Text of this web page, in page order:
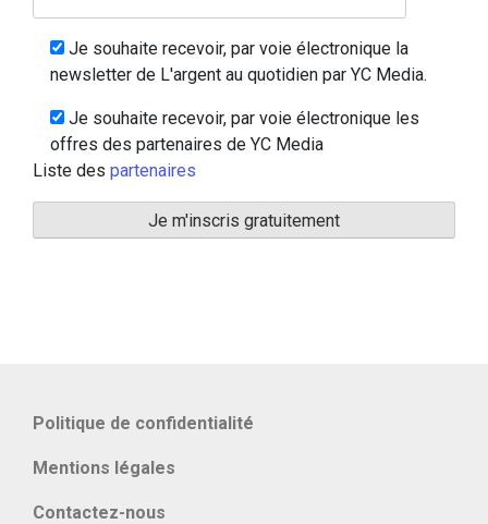
Je souhaite recevoir, par voie électronique la
newsletter de L'argent au quotidien par YC Media.
Je souhaite recevoir, par voie électronique les
offres des partenaires de YC Media
Liste des partenaires
Politique de confidentialité
Mentions légales
Contactez-nous